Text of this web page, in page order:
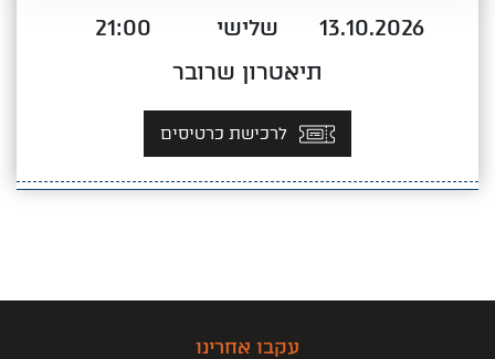
13.10.2026 שלישי
21:00
תיאטרון שרובר
לרכישת כרטיסים
עקבו אחרינו